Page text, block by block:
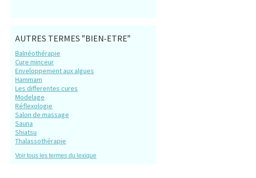
AUTRES TERMES "BIEN-ETRE"
Balnéothérapie
Cure minceur
Enveloppement aux algues
Hammam
Les differentes cures
Modelage
Réflexologie
Salon de massage
Sauna
Shiatsu
Thalassothérapie
Voir tous les termes du lexique